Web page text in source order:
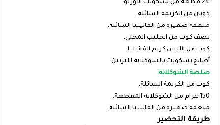
24 قطعة من بسكويت الأوريو.‎
كوبان من الكريمة السائلة.‎
ملعقة صغيرة من الفانيليا السائلة.‎
نصف كوب من الحليب المحلى.‎
كوب من الآيس كريم الفانيليا.‎
أصابع بسكويت بالشوكلاتة للتزيين.‎
صلصة الشوكلاتة:‎
كوب من الكريمة السائلة.‎
150 غرام من الشوكلاتة المقطعة.‎
ملعقة صغيرة من الفانيليا السائلة.‎
طريقة التحضير‎